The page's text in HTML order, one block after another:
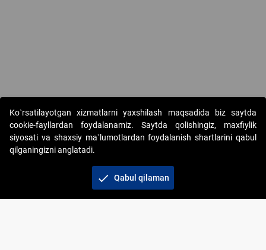
Copyright © 2017-2026. "Elektron onlayn-auksionlarni tashkil etish"
AJ. Barcha huquqlar himoyalangan
+998 71 202-21-11
Ko`rsatilayotgan xizmatlarni yaxshilash maqsadida biz saytda
cookie-fayllardan foydalanamiz. Saytda qolishingiz, maxfiylik
siyosati va shaxsiy ma`lumotlardan foydalanish shartlarini qabul
qilganingizni anglatadi.
check Qabul qilaman